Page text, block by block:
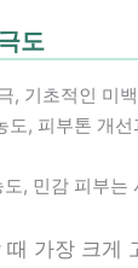
도
, 기초적인 미
도, 피부톤 개
도, 민감 피부는
가장 크게